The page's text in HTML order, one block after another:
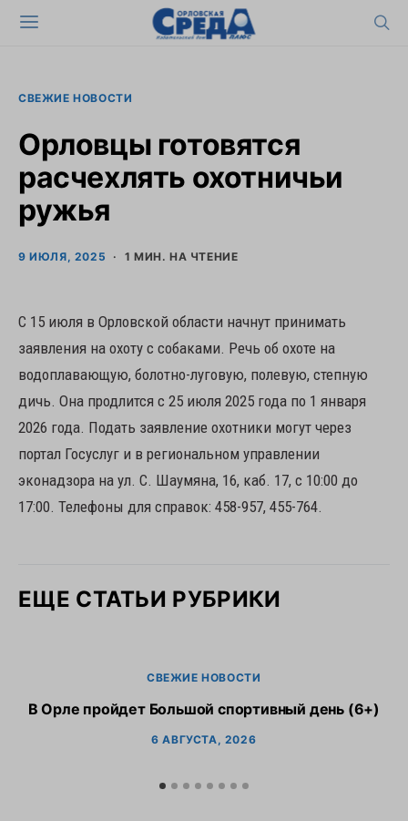
СВЕЖИЕ НОВОСТИ
Орловцы готовятся
расчехлять охотничьи
ружья
9 ИЮЛЯ, 2025 1 МИН. НА ЧТЕНИЕ
С 15 июля в Орловской области начнут принимать
заявления на охоту с собаками. Речь об охоте на
водоплавающую, болотно-луговую, полевую, степную
дичь. Она продлится с 25 июля 2025 года по 1 января
2026 года. Подать заявление охотники могут через
портал Госуслуг и в региональном управлении
эконадзора на ул. С. Шаумяна, 16, каб. 17, с 10:00 до
17:00. Телефоны для справок: 458-957, 455-764.
ЕЩЕ СТАТЬИ РУБРИКИ
СВЕЖИЕ НОВОСТИ
В Орле пройдет Большой спортивный день (6+)
6 АВГУСТА, 2026